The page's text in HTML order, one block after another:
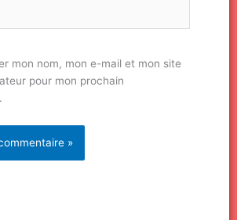
mon nom, mon e-mail et mon site
pour mon prochain